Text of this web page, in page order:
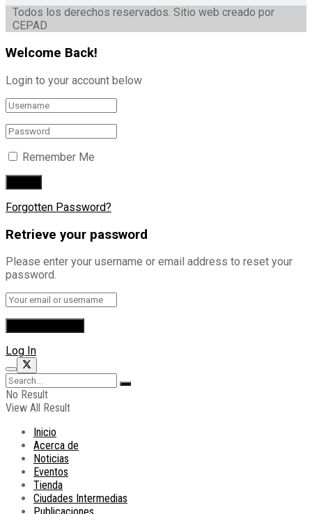
Todos los derechos reservados. Sitio web creado por
CEPAD
Welcome Back!
Login to your account below
Remember Me
Forgotten Password?
Retrieve your password
Please enter your username or email address to reset your
password.
Log In
No Result
View All Result
Inicio
Acerca de
Noticias
Eventos
Tienda
Ciudades Intermedias
Publicaciones